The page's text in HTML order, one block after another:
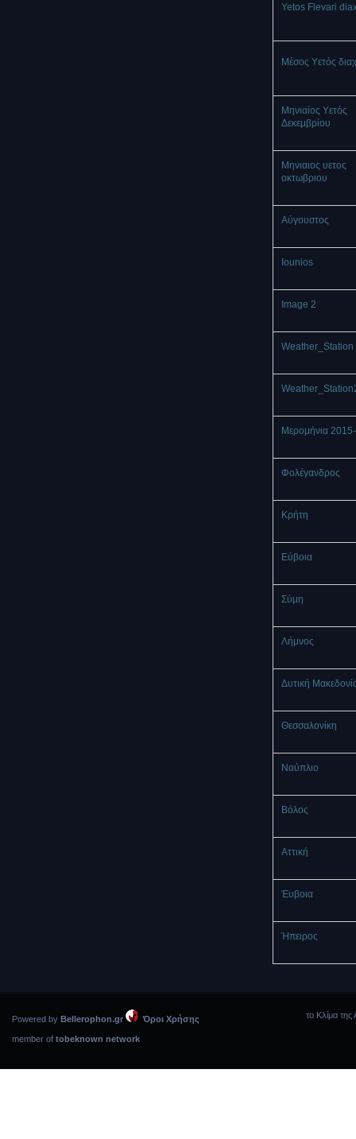
Yetos Flevari
Μέσος Υετός
Μηνιαίος Υετός
Δεκεμβρίου
Μηνιαιος υετος
οκτωβριου
Αύγουστος
Iounios
Image 2
Weather_Station
Μερομήνια
Φολέγανδρος
Κρήτη
Εύβοια
Σύμη
Λήμνος
Δυτική
Θεσσαλονίκη
Ναύπλιο
Βόλος
Αττική
Έυβοια
Ήπειρος
Powered by Bellerophon.gr Όροι Χρήσης
member of tobeknown network
το Κλίμα της